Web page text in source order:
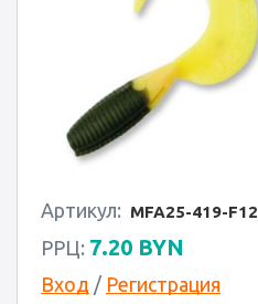
Артикул: MFA25-419-F12
РРЦ: 7.20 BYN
Вход / Регистрация